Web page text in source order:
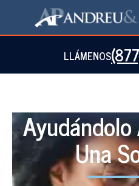
LLÁMENOS
Una